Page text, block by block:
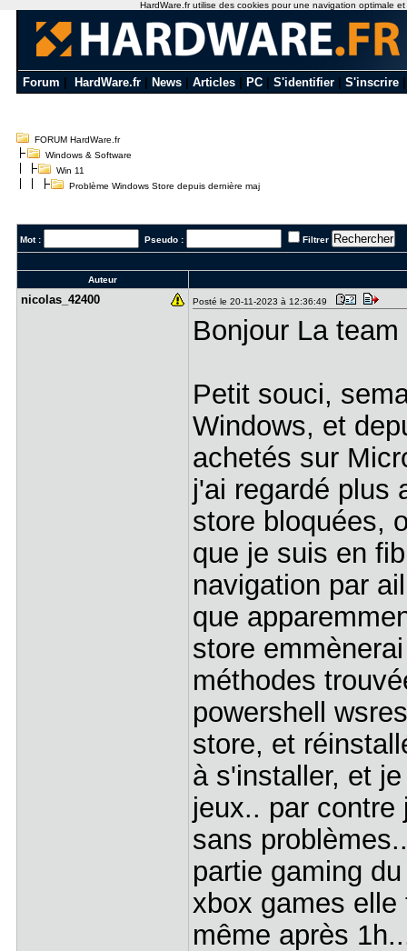
Forum HardWare.fr News Articles PC S'identifier S'inscrire
FORUM HardWare.fr
Windows & Software
Win 11
Problème Windows Store depuis dernière maj
Mot : Pseudo : Filtrer
Auteur
nicolas_42​400 Posté le 20-11-2023 à 12:36:49
Bonjour La
Petit souci,
Windows, et
achetés sur
j'ai regardé plus
store bloquées,
que je suis en
navigation par
que
store
méthodes
powershell
store, et
à s'installer, et
jeux.. par contre
sans
partie gaming
xbox games elle
même après
HardWare.fr utilise des cookies pour une navigation optimale